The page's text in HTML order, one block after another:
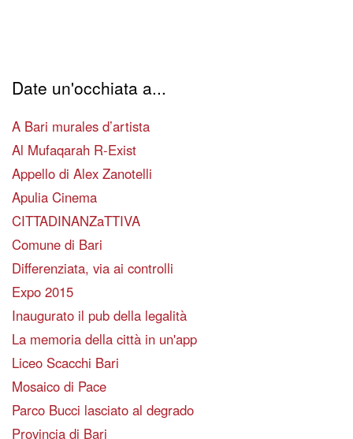
Date un'occhiata a...
A Bari murales d’artista
Al Mufaqarah R-Exist
Appello di Alex Zanotelli
Apulia Cinema
CITTADINANZaTTIVA
Comune di Bari
Differenziata, via ai controlli
Expo 2015
Inaugurato il pub della legalità
La memoria della città in un'app
Liceo Scacchi Bari
Mosaico di Pace
Parco Bucci lasciato al degrado
Provincia di Bari